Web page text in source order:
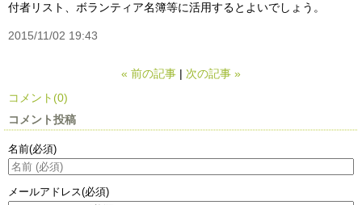
付者リスト、ボランティア名簿等に活用するとよいでしょう。
2015/11/02 19:43
« 前の記事 次の記事 »
コメント(0)
コメント投稿
名前(必須)
メールアドレス(必須)